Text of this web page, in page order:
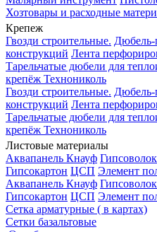
Хозтовары и расходные
Крепеж
Гвозди строительные. Дюбель-
конструкций Лента
Тарельчатые дюбели для
крепёж Технониколь
Гвозди строительные. Дюбель-
конструкций Лента
Тарельчатые дюбели для
крепёж Технониколь
Листовые материалы
Аквапанель Кнауф
Гипсокартон ЦСП Элемент
Аквапанель Кнауф
Гипсокартон ЦСП Элемент
Сетка арматурные ( в картах)
Сетки базальтовые